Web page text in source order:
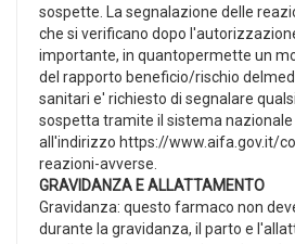
sospette. La segnalazione delle
che si verificano dopo
importante, in quantopermette un
del rapporto beneficio/rischio
sanitari e' richiesto di segnalare
sospetta tramite il sistema
all'indirizzo https://www.aifa.gov.it/
reazioni-avverse.
GRAVIDANZA E ALLATTAMENTO
Gravidanza: questo farmaco non
durante la gravidanza, il parto e